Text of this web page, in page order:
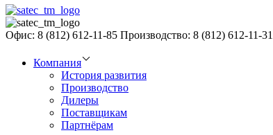
Офис: 8 (812) 612-11-85 Производство: 8 (812) 612-11-31
Компания
История развития
Производство
Дилеры
Поставщикам
Партнёрам